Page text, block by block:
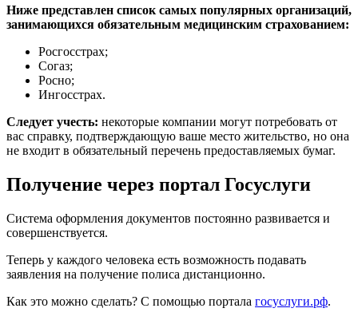
Ниже представлен список самых популярных организаций,
занимающихся обязательным медицинским страхованием:
Росгосстрах;
Согаз;
Росно;
Ингосстрах.
Следует учесть: некоторые компании могут потребовать от
вас справку, подтверждающую ваше место жительство, но она
не входит в обязательный перечень предоставляемых бумаг.
Получение через портал Госуслуги
Система оформления документов постоянно развивается и
совершенствуется.
Теперь у каждого человека есть возможность подавать
заявления на получение полиса дистанционно.
Как это можно сделать? С помощью портала госуслуги.рф.